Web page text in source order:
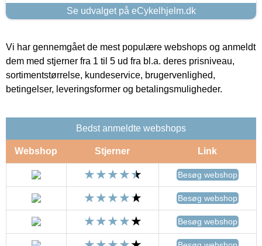
Se udvalget på eCykelhjelm.dk
Vi har gennemgået de mest populære webshops og anmeldt
dem med stjerner fra 1 til 5 ud fra bl.a. deres prisniveau,
sortimentstørrelse, kundeservice, brugervenlighed,
betingelser, leveringsformer og betalingsmuligheder.
Bedst anmeldte webshops
Webshop Stjerner Link
Besøg webshop
Besøg webshop
Besøg webshop